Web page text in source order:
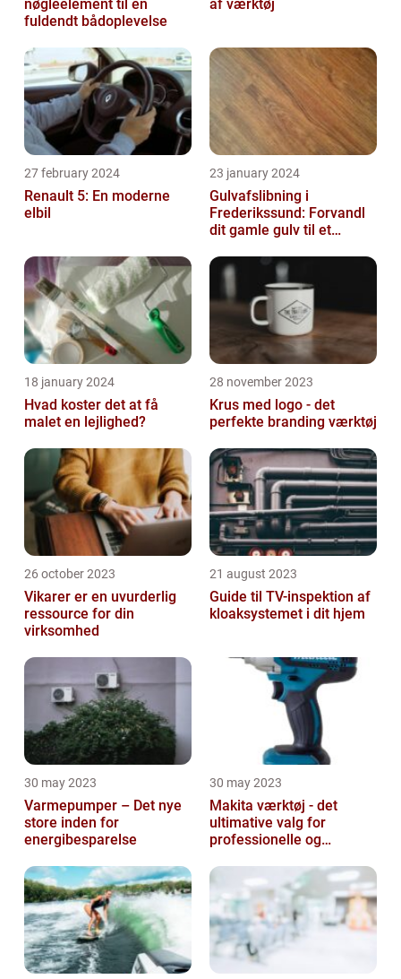
nøgleelement til en
fuldendt bådoplevelse
af værktøj
27 february 2024
Renault 5: En moderne
elbil
23 january 2024
Gulvafslibning i
Frederikssund: Forvandl
dit gamle gulv til et
18 january 2024
Hvad koster det at få
malet en lejlighed?
28 november 2023
Krus med logo - det
perfekte branding værktøj
26 october 2023
Vikarer er en uvurderlig
ressource for din
virksomhed
21 august 2023
Guide til TV-inspektion af
kloaksystemet i dit hjem
30 may 2023
Varmepumper – Det nye
store inden for
energibesparelse
30 may 2023
Makita værktøj - det
ultimative valg for
professionelle og
selv'ere